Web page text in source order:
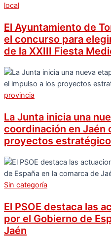
local
El Ayuntamiento de
el concurso para
de la XXIII Fiesta
provincia
La Junta inicia una
coordinación en Jaén
proyectos
Sin categoría
El PSOE destaca las
por el Gobierno de
Jaén